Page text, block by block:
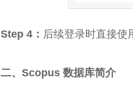
Step 4： 后续登录时直接使
二、Scopus 数据库简介